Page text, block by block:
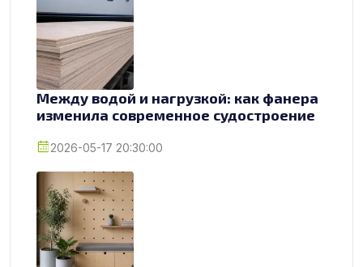
Между водой и нагрузкой: как фанера
изменила современное судостроение
2026-05-17 20:30:00